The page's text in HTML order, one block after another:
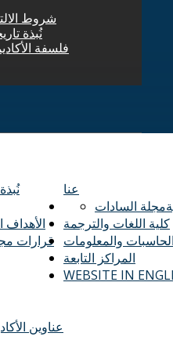
شروط
نُبذة
فلسفة
عنا
الأهداف
قرارات
عناوين
مجلة السادات
كلية اللغات والترجمة
والمعلومات
المراكز التابعة
WEBSITE IN